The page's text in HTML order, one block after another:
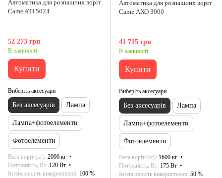
Автоматика для розпашних воріт
Came ATI 5024
52 273 грн
В наявності
Купити
Виберіть аксесуари
Без аксесуарів Лампа
Лампа+фотоелементи
Фотоелементи
Вага воріт (кг) 2000 кг
Потужність, Вт 120 Вт
Інтенсивність використання 100 %
Автоматика для розпашних воріт
Came АХО 3000
41 715 грн
В наявності
Купити
Виберіть аксесуари
Без аксесуарів Лампа
Лампа+фотоелементи
Фотоелементи
Вага воріт (кг) 1600 кг
Потужність, Вт 175 Вт
Інтенсивність використання 50 %